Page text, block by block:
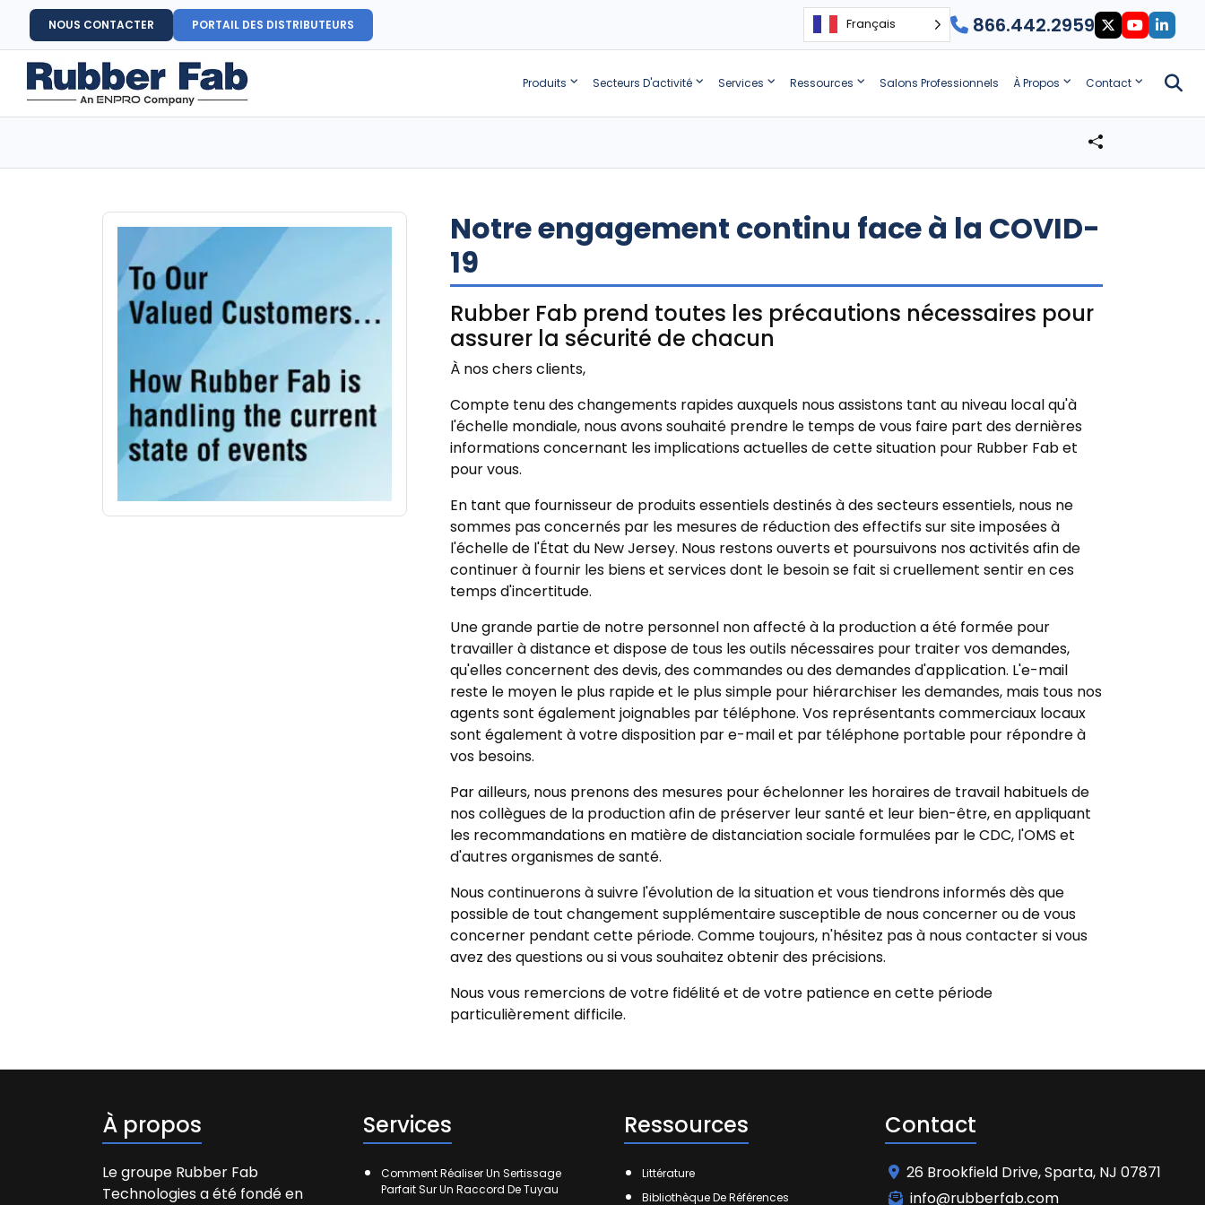
NOUS CONTACTER PORTAIL DES DISTRIBUTEURS Français 866.442.2959
Produits Secteurs D'activité Services Ressources Salons Professionnels À Propos Contact
Notre engagement continu face à la COVID-
19
Rubber Fab prend toutes les précautions nécessaires pour
assurer la sécurité de chacun
À nos chers clients,
Compte tenu des changements rapides auxquels nous assistons tant au niveau local qu'à
l'échelle mondiale, nous avons souhaité prendre le temps de vous faire part des dernières
informations concernant les implications actuelles de cette situation pour Rubber Fab et
pour vous.
En tant que fournisseur de produits essentiels destinés à des secteurs essentiels, nous ne
sommes pas concernés par les mesures de réduction des effectifs sur site imposées à
l'échelle de l'État du New Jersey. Nous restons ouverts et poursuivons nos activités afin de
continuer à fournir les biens et services dont le besoin se fait si cruellement sentir en ces
temps d'incertitude.
Une grande partie de notre personnel non affecté à la production a été formée pour
travailler à distance et dispose de tous les outils nécessaires pour traiter vos demandes,
qu'elles concernent des devis, des commandes ou des demandes d'application. L'e-mail
reste le moyen le plus rapide et le plus simple pour hiérarchiser les demandes, mais tous nos
agents sont également joignables par téléphone. Vos représentants commerciaux locaux
sont également à votre disposition par e-mail et par téléphone portable pour répondre à
vos besoins.
Par ailleurs, nous prenons des mesures pour échelonner les horaires de travail habituels de
nos collègues de la production afin de préserver leur santé et leur bien-être, en appliquant
les recommandations en matière de distanciation sociale formulées par le CDC, l'OMS et
d'autres organismes de santé.
Nous continuerons à suivre l'évolution de la situation et vous tiendrons informés dès que
possible de tout changement supplémentaire susceptible de nous concerner ou de vous
concerner pendant cette période. Comme toujours, n'hésitez pas à nous contacter si vous
avez des questions ou si vous souhaitez obtenir des précisions.
Nous vous remercions de votre fidélité et de votre patience en cette période
particulièrement difficile.
À propos
Le groupe Rubber Fab
Technologies a été fondé en
Services
Comment Réaliser Un Sertissage
Parfait Sur Un Raccord De Tuyau
Ressources
Littérature
Bibliothèque De Références
Contact
26 Brookfield Drive, Sparta, NJ 07871
info@rubberfab.com